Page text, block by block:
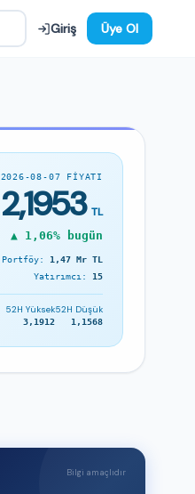
Giriş Üye Ol
2026-08-07 FIYATI
2,1953 TL
▲ 1,06% bugün
Portföy: 1,47 Mr TL
Yatırımcı: 15
52H Yüksek
3,1912
52H Düşük
1,1568
Bilgi amaçlıdır